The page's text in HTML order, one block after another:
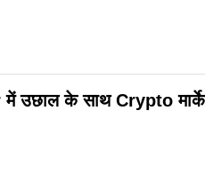
उछाल के साथ Crypto